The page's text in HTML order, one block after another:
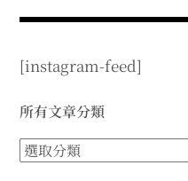
[instagram-feed]
所有文章分類
所